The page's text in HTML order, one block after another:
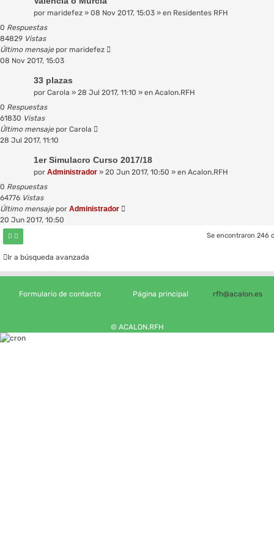
por maridefez » 08 Nov 2017, 15:03 » en Residentes RFH
0 Respuestas
84829 Vistas
Último mensaje por maridefez
08 Nov 2017, 15:03
33 plazas
por Carola » 28 Jul 2017, 11:10 » en Acalon.RFH
0 Respuestas
61830 Vistas
Último mensaje por Carola
28 Jul 2017, 11:10
1er Simulacro Curso 2017/18
por Administrador » 20 Jun 2017, 10:50 » en Acalon.RFH
0 Respuestas
64776 Vistas
Último mensaje por Administrador
20 Jun 2017, 10:50
Se encontraron 246
Ir a búsqueda avanzada
Formulario de contacto Página principal rfh@acalon.es
© ACALON.RFH